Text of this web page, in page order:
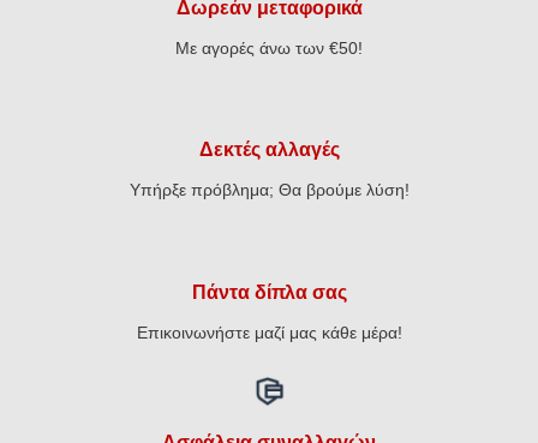
Δωρεάν μεταφορικά
Με αγορές άνω των €50!
Δεκτές αλλαγές
Υπήρξε πρόβλημα; Θα βρούμε λύση!
Πάντα δίπλα σας
Επικοινωνήστε μαζί μας κάθε μέρα!